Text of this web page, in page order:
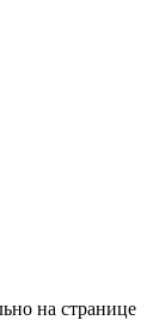
на странице